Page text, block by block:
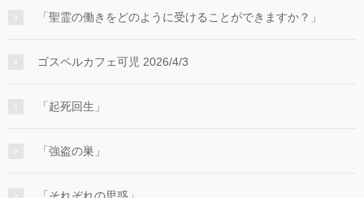
「聖霊の働きをどのように受けることができますか？」
ゴスペルカフェ可児 2026/4/3
「起死回生」
「強盗の巣」
「それぞれの思惑」